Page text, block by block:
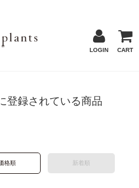
LOGIN CART
登録されている商品
格順 新着順